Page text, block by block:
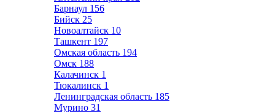
Барнаул 156
Бийск 25
Новоалтайск 10
Ташкент 197
Омская область 194
Омск 188
Калачинск 1
Тюкалинск 1
Ленинградская область 185
Мурино 31